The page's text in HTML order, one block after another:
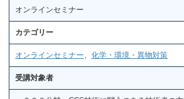
オンラインセミナー
カテゴリー
オンラインセミナー 化学・環境・異物対策
受講対象者